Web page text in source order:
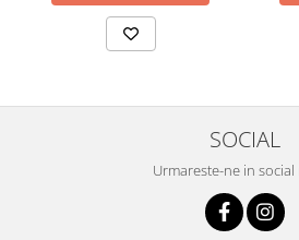
SOCIAL
Urmareste-ne in social